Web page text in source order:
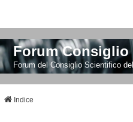
Forum
Forum del Consiglio Scientifico
Indice